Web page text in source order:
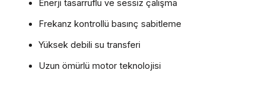
Enerji tasarruflu ve sessiz çalışma
Frekanz kontrollü basınç sabitleme
Yüksek debili su transferi
Uzun ömürlü motor teknolojisi